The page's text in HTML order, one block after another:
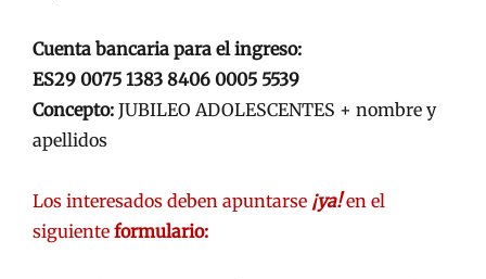
Cuenta bancaria para el ingreso:
ES29 0075 1383 8406 0005 5539
Concepto: JUBILEO ADOLESCENTES + nombre y
apellidos
Los interesados deben apuntarse ¡ya!en el
siguiente formulario: